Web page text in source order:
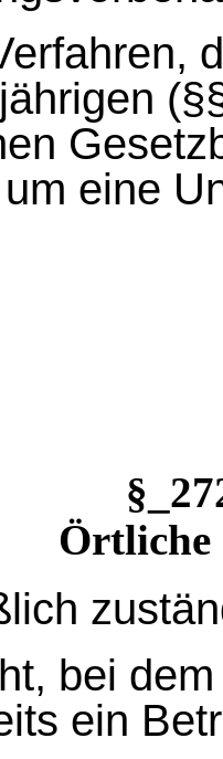
eine
Örtliche
bei
ein